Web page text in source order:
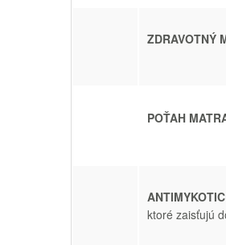
ZDRAVOTNÝ
POŤAH
ktoré zaisťujú